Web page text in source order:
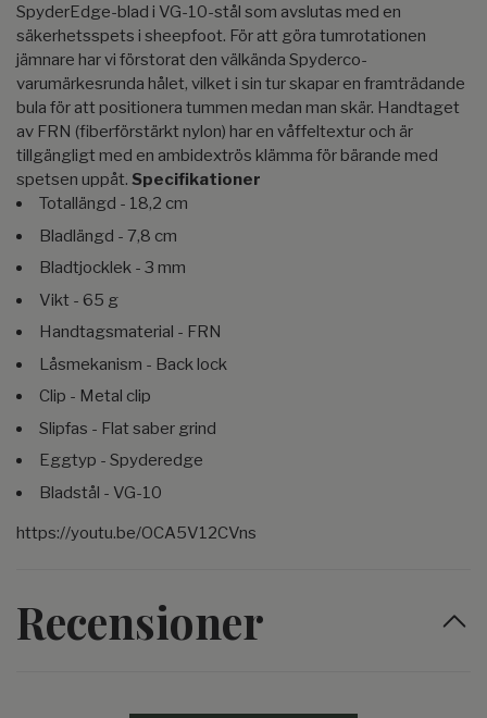
SpyderEdge-blad i VG-10-stål som avslutas med en
säkerhetsspets i sheepfoot. För att göra tumrotationen
jämnare har vi förstorat den välkända Spyderco-
varumärkesrunda hålet, vilket i sin tur skapar en framträdande
bula för att positionera tummen medan man skär. Handtaget
av FRN (fiberförstärkt nylon) har en våffeltextur och är
tillgängligt med en ambidextrös klämma för bärande med
spetsen uppåt. Specifikationer
Totallängd - 18,2 cm
Bladlängd - 7,8 cm
Bladtjocklek - 3 mm
Vikt - 65 g
Handtagsmaterial - FRN
Låsmekanism - Back lock
Clip - Metal clip
Slipfas - Flat saber grind
Eggtyp - Spyderedge
Bladstål - VG-10
https://youtu.be/OCA5V12CVns
Recensioner